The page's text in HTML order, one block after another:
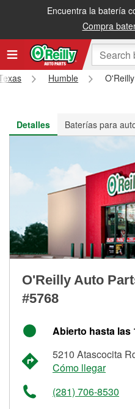
Encuentra la batería
Compra
Recibe tu orden gratis al día
Humble
Detalles
Baterías para
O'Reilly Auto
#5768
Abierto hasta las
5210 Atascocita
Cómo llegar
(281) 706-8530